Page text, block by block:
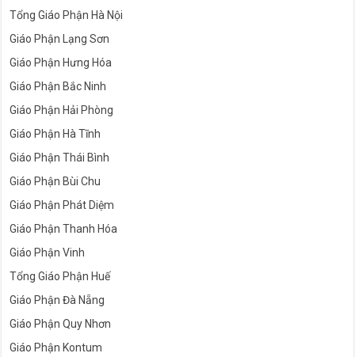
Tổng Giáo Phận Hà Nội
Giáo Phận Lạng Sơn
Giáo Phận Hưng Hóa
Giáo Phận Bắc Ninh
Giáo Phận Hải Phòng
Giáo Phận Hà Tĩnh
Giáo Phận Thái Bình
Giáo Phận Bùi Chu
Giáo Phận Phát Diệm
Giáo Phận Thanh Hóa
Giáo Phận Vinh
Tổng Giáo Phận Huế
Giáo Phận Đà Nẵng
Giáo Phận Quy Nhơn
Giáo Phận Kontum